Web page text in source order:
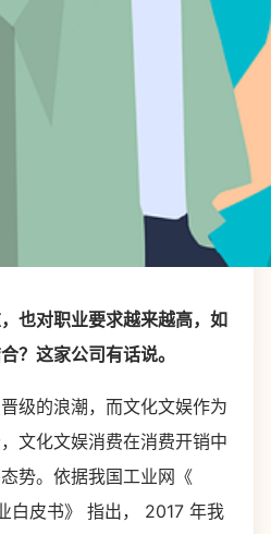
也对职业要求越来越高，如
？这家公司有话说。
级的浪潮，而文化文娱作为
文化文娱消费在消费开销中
势。依据我国工业网《
白皮书》 指出， 2017 年我